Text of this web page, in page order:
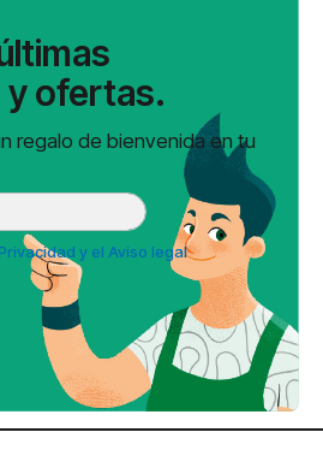
y ofertas.
regalo de bienvenida en tu
y el Aviso legal